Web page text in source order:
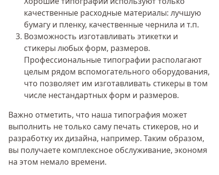
качественные расходные материалы: лучшую
бумагу и пленку, качественные чернила и т.п.
Возможность изготавливать этикетки и
стикеры любых форм, размеров.
Профессиональные типографии располагают
целым рядом вспомогательного оборудования,
что позволяет им изготавливать стикеры в том
числе нестандартных форм и размеров.
Важно отметить, что наша типография может
выполнить не только саму печать стикеров, но и
разработку их дизайна, например. Таким образом,
вы получаете комплексное обслуживание, экономя
на этом немало времени.